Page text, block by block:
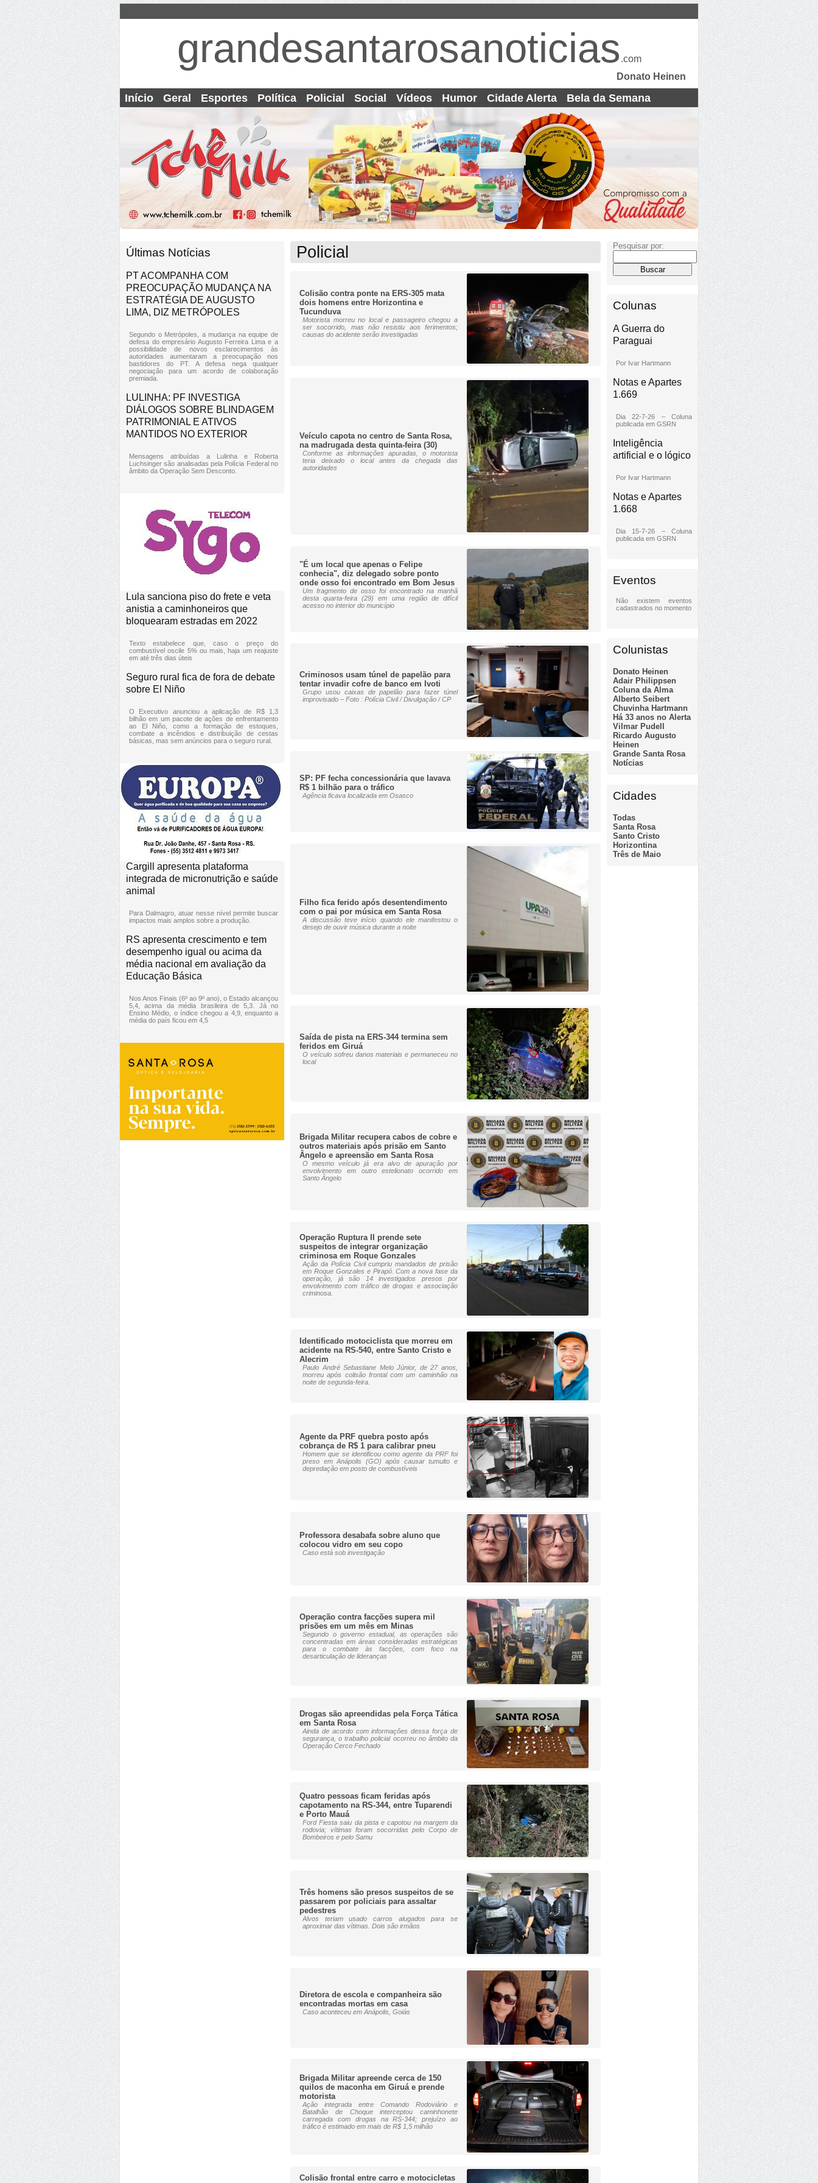
grandesantarosanoticias .com
Donato Heinen
Início Geral Esportes Política Policial Social Vídeos Humor Cidade Alerta Bela da Semana
Últimas Notícias
PT ACOMPANHA COM
PREOCUPAÇÃO MUDANÇA NA
ESTRATÉGIA DE AUGUSTO
LIMA, DIZ METRÓPOLES
Segundo o Metrópoles, a mudança na equipe de
defesa do empresário Augusto Ferreira Lima e a
possibilidade de novos esclarecimentos às
autoridades aumentaram a preocupação nos
bastidores do PT. A defesa nega qualquer
negociação para um acordo de colaboração
premiada.
LULINHA: PF INVESTIGA
DIÁLOGOS SOBRE BLINDAGEM
PATRIMONIAL E ATIVOS
MANTIDOS NO EXTERIOR
Mensagens atribuídas a Lulinha e Roberta
Luchsinger são analisadas pela Polícia Federal no
âmbito da Operação Sem Desconto.
Lula sanciona piso do frete e veta
anistia a caminhoneiros que
bloquearam estradas em 2022
Texto estabelece que, caso o preço do
combustível oscile 5% ou mais, haja um reajuste
em até três dias úteis
Seguro rural fica de fora de debate
sobre El Niño
O Executivo anunciou a aplicação de R$ 1,3
bilhão em um pacote de ações de enfrentamento
ao El Niño, como a formação de estoques,
combate a incêndios e distribuição de cestas
básicas, mas sem anúncios para o seguro rural.
Cargill apresenta plataforma
integrada de micronutrição e saúde
animal
Para Dalmagro, atuar nesse nível permite buscar
impactos mais amplos sobre a produção.
RS apresenta crescimento e tem
desempenho igual ou acima da
média nacional em avaliação da
Educação Básica
Nos Anos Finais (6º ao 9º ano), o Estado alcançou
5,4, acima da média brasileira de 5,3. Já no
Ensino Médio, o índice chegou a 4,9, enquanto a
média do país ficou em 4,5
Policial
Colisão contra ponte na ERS-305 mata
dois homens entre Horizontina e
Tucunduva
Motorista morreu no local e passageiro chegou a
ser socorrido, mas não resistiu aos ferimentos;
causas do acidente serão investigadas
Veículo capota no centro de Santa Rosa,
na madrugada desta quinta-feira (30)
Conforme as informações apuradas, o motorista
teria deixado o local antes da chegada das
autoridades
"É um local que apenas o Felipe
conhecia", diz delegado sobre ponto
onde osso foi encontrado em Bom Jesus
Um fragmento de osso foi encontrado na manhã
desta quarta-feira (29) em uma região de difícil
acesso no interior do município
Criminosos usam túnel de papelão para
tentar invadir cofre de banco em Ivoti
Grupo usou caixas de papelão para fazer túnel
improvisado – Foto : Polícia Civil / Divulgação / CP
SP: PF fecha concessionária que lavava
R$ 1 bilhão para o tráfico
Agência ficava localizada em Osasco
Filho fica ferido após desentendimento
com o pai por música em Santa Rosa
A discussão teve início quando ele manifestou o
desejo de ouvir música durante a noite
Saída de pista na ERS-344 termina sem
feridos em Giruá
O veículo sofreu danos materiais e permaneceu no
local
Brigada Militar recupera cabos de cobre e
outros materiais após prisão em Santo
Ângelo e apreensão em Santa Rosa
O mesmo veículo já era alvo de apuração por
envolvimento em outro estelionato ocorrido em
Santo Ângelo
Operação Ruptura II prende sete
suspeitos de integrar organização
criminosa em Roque Gonzales
Ação da Polícia Civil cumpriu mandados de prisão
em Roque Gonzales e Pirapó. Com a nova fase da
operação, já são 14 investigados presos por
envolvimento com tráfico de drogas e associação
criminosa.
Identificado motociclista que morreu em
acidente na RS-540, entre Santo Cristo e
Alecrim
Paulo André Sebastiane Melo Júnior, de 27 anos,
morreu após colisão frontal com um caminhão na
noite de segunda-feira.
Agente da PRF quebra posto após
cobrança de R$ 1 para calibrar pneu
Homem que se identificou como agente da PRF foi
preso em Anápolis (GO) após causar tumulto e
depredação em posto de combustíveis
Professora desabafa sobre aluno que
colocou vidro em seu copo
Caso está sob investigação
Operação contra facções supera mil
prisões em um mês em Minas
Segundo o governo estadual, as operações são
concentradas em áreas consideradas estratégicas
para o combate às facções, com foco na
desarticulação de lideranças
Drogas são apreendidas pela Força Tática
em Santa Rosa
Ainda de acordo com informações dessa força de
segurança, o trabalho policial ocorreu no âmbito da
Operação Cerco Fechado
Quatro pessoas ficam feridas após
capotamento na RS-344, entre Tuparendi
e Porto Mauá
Ford Fiesta saiu da pista e capotou na margem da
rodovia; vítimas foram socorridas pelo Corpo de
Bombeiros e pelo Samu
Três homens são presos suspeitos de se
passarem por policiais para assaltar
pedestres
Alvos teriam usado carros alugados para se
aproximar das vítimas. Dois são irmãos
Diretora de escola e companheira são
encontradas mortas em casa
Caso aconteceu em Anápolis, Goiás
Brigada Militar apreende cerca de 150
quilos de maconha em Giruá e prende
motorista
Ação integrada entre Comando Rodoviário e
Batalhão de Choque interceptou caminhonete
carregada com drogas na RS-344; prejuízo ao
tráfico é estimado em mais de R$ 1,5 milhão
Colisão frontal entre carro e motocicletas
Pesquisar por:
Colunas
A Guerra do
Paraguai
Por Ivar Hartmann
Notas e Apartes
1.669
Dia 22-7-26 – Coluna
publicada em GSRN
Inteligência
artificial e o lógico
Por Ivar Hartmann
Notas e Apartes
1.668
Dia 15-7-26 – Coluna
publicada em GSRN
Eventos
Não existem eventos
cadastrados no momento
Colunistas
Donato Heinen
Adair Philippsen
Coluna da Alma
Alberto Seibert
Chuvinha Hartmann
Há 33 anos no Alerta
Vilmar Pudell
Ricardo Augusto
Heinen
Grande Santa Rosa
Notícias
Cidades
Todas
Santa Rosa
Santo Cristo
Horizontina
Três de Maio